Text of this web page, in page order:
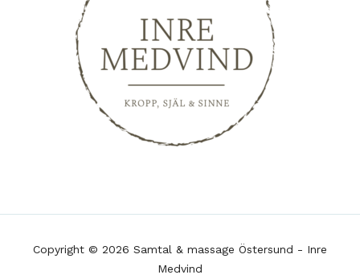
Copyright © 2026 Samtal & massage Östersund - Inre
Medvind